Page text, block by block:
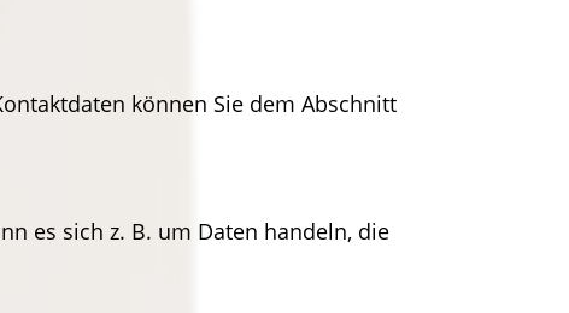
können Sie dem Abschnitt
es sich z. B. um Daten handeln, die